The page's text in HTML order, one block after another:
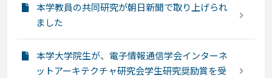
本学教員の共同研究が朝日新聞で取り上げられ
ました
本学大学院生が、電子情報通信学会インターネ
ットアーキテクチャ研究会学生研究奨励賞を受